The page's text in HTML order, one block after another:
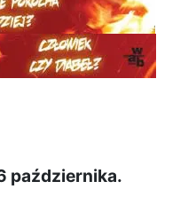
października.